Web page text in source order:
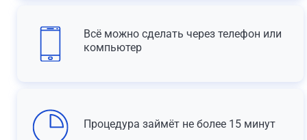
Всё можно сделать через телефон или
компьютер
Процедура займёт не более 15 минут